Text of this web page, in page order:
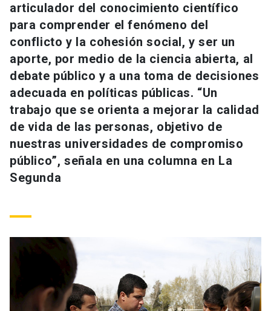
Universidad
Información para keyboard_arrow_down
Futuros estudiantes
Estudiantes
Académicos
Personal
Alumni
Padres y familia
Vecinos
Go to english site
ACCESOS DIRECTOS
Admisión launch
Mi Cuenta UC launch
Correo UC
launch
articulador del conocimiento científico
para comprender el fenómeno del
conflicto y la cohesión social, y ser un
aporte, por medio de la ciencia abierta, al
debate público y a una toma de decisiones
adecuada en políticas públicas. “Un
trabajo que se orienta a mejorar la calidad
de vida de las personas, objetivo de
nuestras universidades de compromiso
público”, señala en una columna en La
Segunda